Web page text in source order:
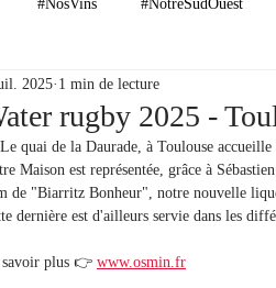
#NosVins #NotreSudOuest
Vins Armagnacs
Evénements Réseaux sociaux
rugby 2025 -
2025 1 min de lecture
quai de la Daurade, à Toulouse
Maison est représentée, grâce à
de "Biarritz Bonheur", notre nouvelle
dernière est d'ailleurs servie dans les
plus 👉 www.osmin.fr